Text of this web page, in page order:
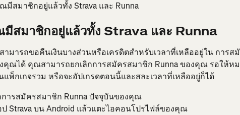
สมาชิกอยู่แล้วทั้ง Strava และ Runna
สมาชิกอยู่แล้วทั้ง Strava และ Runna
สามารถขอคืนเงินบางส่วนหรือเครดิตสำหรับเวลาที่เหลืออยู่ใน การส
คุณได้ คุณสามารถยกเลิกการสมัครสมาชิก Runna ของคุณ รอให้ห
แพ็กเกจรวม หรือจะอัปเกรดตอนนี้และสละเวลาที่เหลืออยู่ก็ได้
การสมัครสมาชิก Runna ปัจจุบันของคุณ
ป Strava บน Android แล้วแตะไอคอนโปรไฟล์ของคุณ